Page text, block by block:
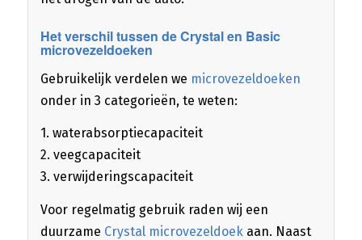
Het verschil tussen de Crystal en Basic
microvezeldoeken
Gebruikelijk verdelen we microvezeldoeken
onder in 3 categorieën, te weten:
1. waterabsorptiecapaciteit
2. veegcapaciteit
3. verwijderingscapaciteit
Voor regelmatig gebruik raden wij een
duurzame Crystal microvezeldoekaan. Naast